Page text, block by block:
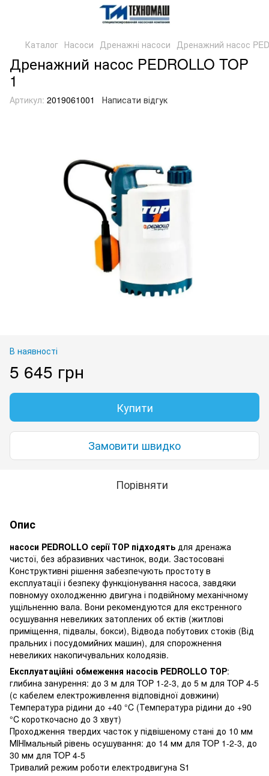
Каталог Насоси Дренажні насоси Дренажний насос
Дренажний насос PEDROLLO TOP
1
Артикул: 2019061001 Написати відгук
В наявності
5 645 грн
Купити
Замовити швидко
Порівняти
Опис
насоси PEDROLLO серії ТОР підходять для дренажа
чистої, без абразивних частинок, води. Застосовані
Конструктивні рішення забезпечують простоту в
експлуатації і безпеку функціонування насоса, завдяки
повномуу охолодженню двигуна і подвійному механічному
ущільненню вала. Вони рекомендуются для екстренного
осушування невеликих затоплених об єктів (житлові
приміщення, підвалы, бокси), Відвода побутових стоків (Від
пральних і посудомийних машин), для спорожнення
невеликих накопичувальних колодязів.
Експлуатаційні обмеження насосів PEDROLLO ТОР:
глибина занурення: до 3 м для TOP 1-2-3, до 5 м для TOP 4-5
(с кабелем електроживлення відповідної довжини)
Температура рідини до +40 °C (Температура рідини до +90
°C короткочасно до 3 хвут)
Проходження твердих часток у підвішеному стані до 10 мм
МІНІмальный рівень осушування: до 14 мм для TOP 1-2-3, до
30 мм для TOP 4-5
Тривалий режим роботи електродвигуна S1